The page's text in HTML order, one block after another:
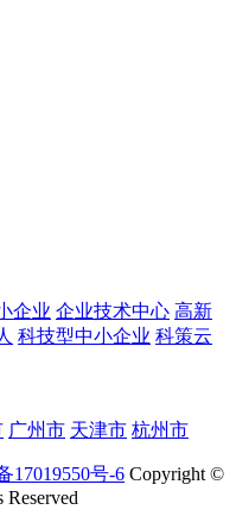
企业 企业技术中心 高新
科技型中小企业 科策云
广州市 天津市 杭州市
17019550号-6 Copyright ©